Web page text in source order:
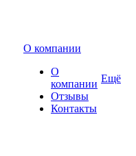
О компании
О
компании
Отзывы
Контакты
Ещё